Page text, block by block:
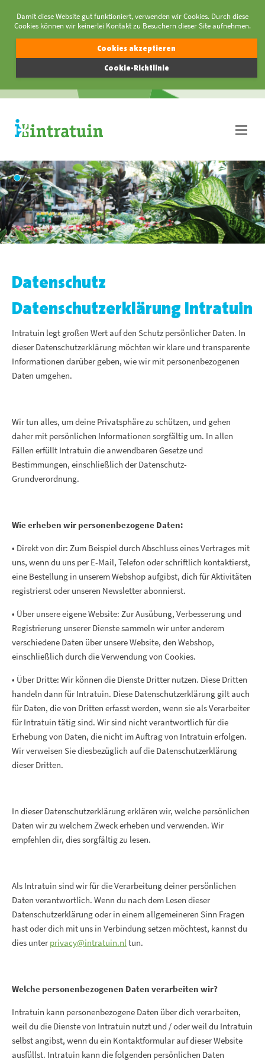
Damit diese Website gut funktioniert, verwenden wir Cookies. Durch diese
Cookies können wir keinerlei Kontakt zu Besuchern dieser Site aufnehmen.
Cookies akzeptieren
Cookie-Richtlinie
Datenschutz
Datenschutzerklärung Intratuin
Intratuin legt großen Wert auf den Schutz persönlicher Daten. In
dieser Datenschutzerklärung möchten wir klare und transparente
Informationen darüber geben, wie wir mit personenbezogenen
Daten umgehen.
Wir tun alles, um deine Privatsphäre zu schützen, und gehen
daher mit persönlichen Informationen sorgfältig um. In allen
Fällen erfüllt Intratuin die anwendbaren Gesetze und
Bestimmungen, einschließlich der Datenschutz-
Grundverordnung.
Wie erheben wir personenbezogene Daten:
• Direkt von dir: Zum Beispiel durch Abschluss eines Vertrages mit
uns, wenn du uns per E-Mail, Telefon oder schriftlich kontaktierst,
eine Bestellung in unserem Webshop aufgibst, dich für Aktivitäten
registrierst oder unseren Newsletter abonnierst.
• Über unsere eigene Website: Zur Ausübung, Verbesserung und
Registrierung unserer Dienste sammeln wir unter anderem
verschiedene Daten über unsere Website, den Webshop,
einschließlich durch die Verwendung von Cookies.
• Über Dritte: Wir können die Dienste Dritter nutzen. Diese Dritten
handeln dann für Intratuin. Diese Datenschutzerklärung gilt auch
für Daten, die von Dritten erfasst werden, wenn sie als Verarbeiter
für Intratuin tätig sind. Wir sind nicht verantwortlich für die
Erhebung von Daten, die nicht im Auftrag von Intratuin erfolgen.
Wir verweisen Sie diesbezüglich auf die Datenschutzerklärung
dieser Dritten.
In dieser Datenschutzerklärung erklären wir, welche persönlichen
Daten wir zu welchem Zweck erheben und verwenden. Wir
empfehlen dir, dies sorgfältig zu lesen.
Als Intratuin sind wir für die Verarbeitung deiner persönlichen
Daten verantwortlich. Wenn du nach dem Lesen dieser
Datenschutzerklärung oder in einem allgemeineren Sinn Fragen
hast oder dich mit uns in Verbindung setzen möchtest, kannst du
dies unterprivacy@intratuin.nltun.
Welche personenbezogenen Daten verarbeiten wir?
Intratuin kann personenbezogene Daten über dich verarbeiten,
weil du die Dienste von Intratuin nutzt und / oder weil du Intratuin
selbst angibst, wenn du ein Kontaktformular auf dieser Website
ausfüllst. Intratuin kann die folgenden persönlichen Daten